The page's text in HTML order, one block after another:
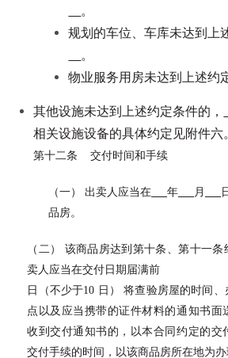
。
规划的车位、车库未达到上
。
物业服务用房未达到上述约
其他设施未达到上述约定条件的，
相关设施设备的具体约定见附件六
第十二条 交付时间和手续
（一） 出卖人应当在 年 月
品房。
（二） 该商品房达到第十条、第十一
卖人应当在交付日期届满前
日（不少于10 日） 将查验房屋的时间
点以及应当携带的证件材料的通知书面
收到交付通知书的，以本合同约定的交
交付手续的时间，以该商品房所在地为办